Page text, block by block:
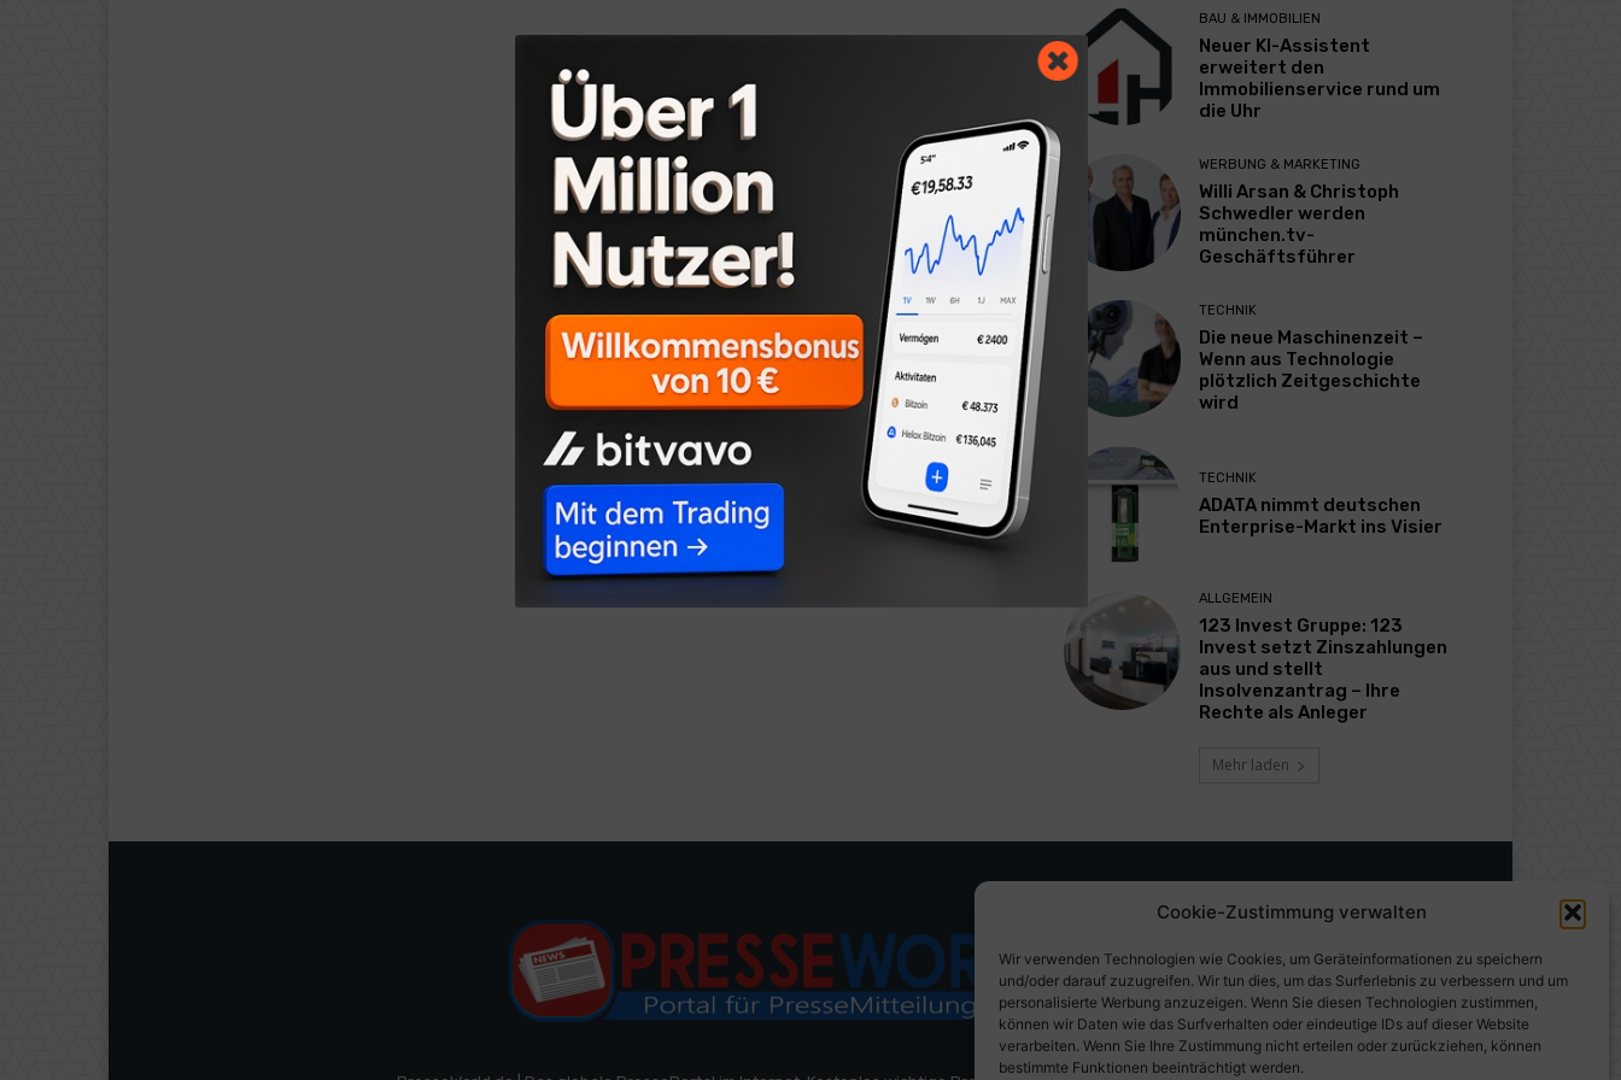
Cookie-Zustimmung verwalten
Wir verwenden Technologien wie Cookies, um Geräteinformationen zu speichern
und/oder darauf zuzugreifen. Wir tun dies, um das Surferlebnis zu verbessern und um
personalisierte Werbung anzuzeigen. Wenn Sie diesen Technologien zustimmen,
können wir Daten wie das Surfverhalten oder eindeutige IDs auf dieser Website
verarbeiten. Wenn Sie Ihre Zustimmung nicht erteilen oder zurückziehen, können
bestimmte Funktionen beeinträchtigt werden.
BAU & IMMOBILIEN
Neuer KI-Assistent
erweitert den
Immobilienservice rund um
die Uhr
WERBUNG & MARKETING
Willi Arsan & Christoph
Schwedler werden
münchen.tv-
Geschäftsführer
TECHNIK
Die neue Maschinenzeit –
Wenn aus Technologie
plötzlich Zeitgeschichte
wird
TECHNIK
ADATA nimmt deutschen
Enterprise-Markt ins Visier
ALLGEMEIN
123 Invest Gruppe: 123
Invest setzt Zinszahlungen
aus und stellt
Insolvenzantrag – Ihre
Rechte als Anleger
Mehr laden